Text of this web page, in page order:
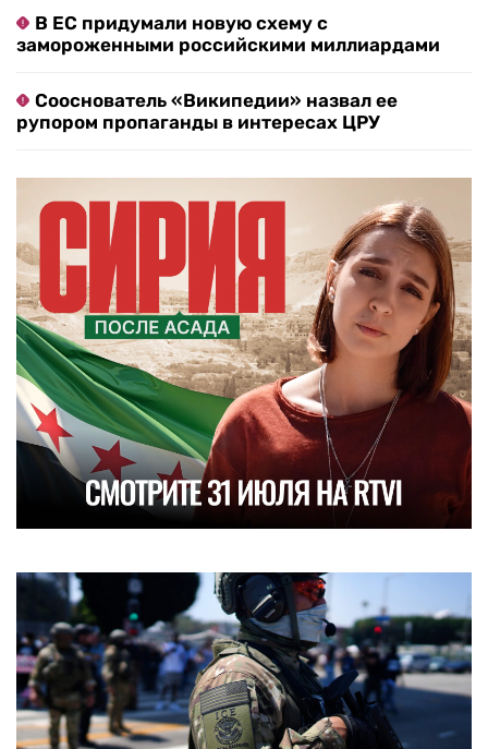
В ЕС придумали новую схему с
замороженными российскими миллиардами
Сооснователь «Википедии» назвал ее
рупором пропаганды в интересах ЦРУ